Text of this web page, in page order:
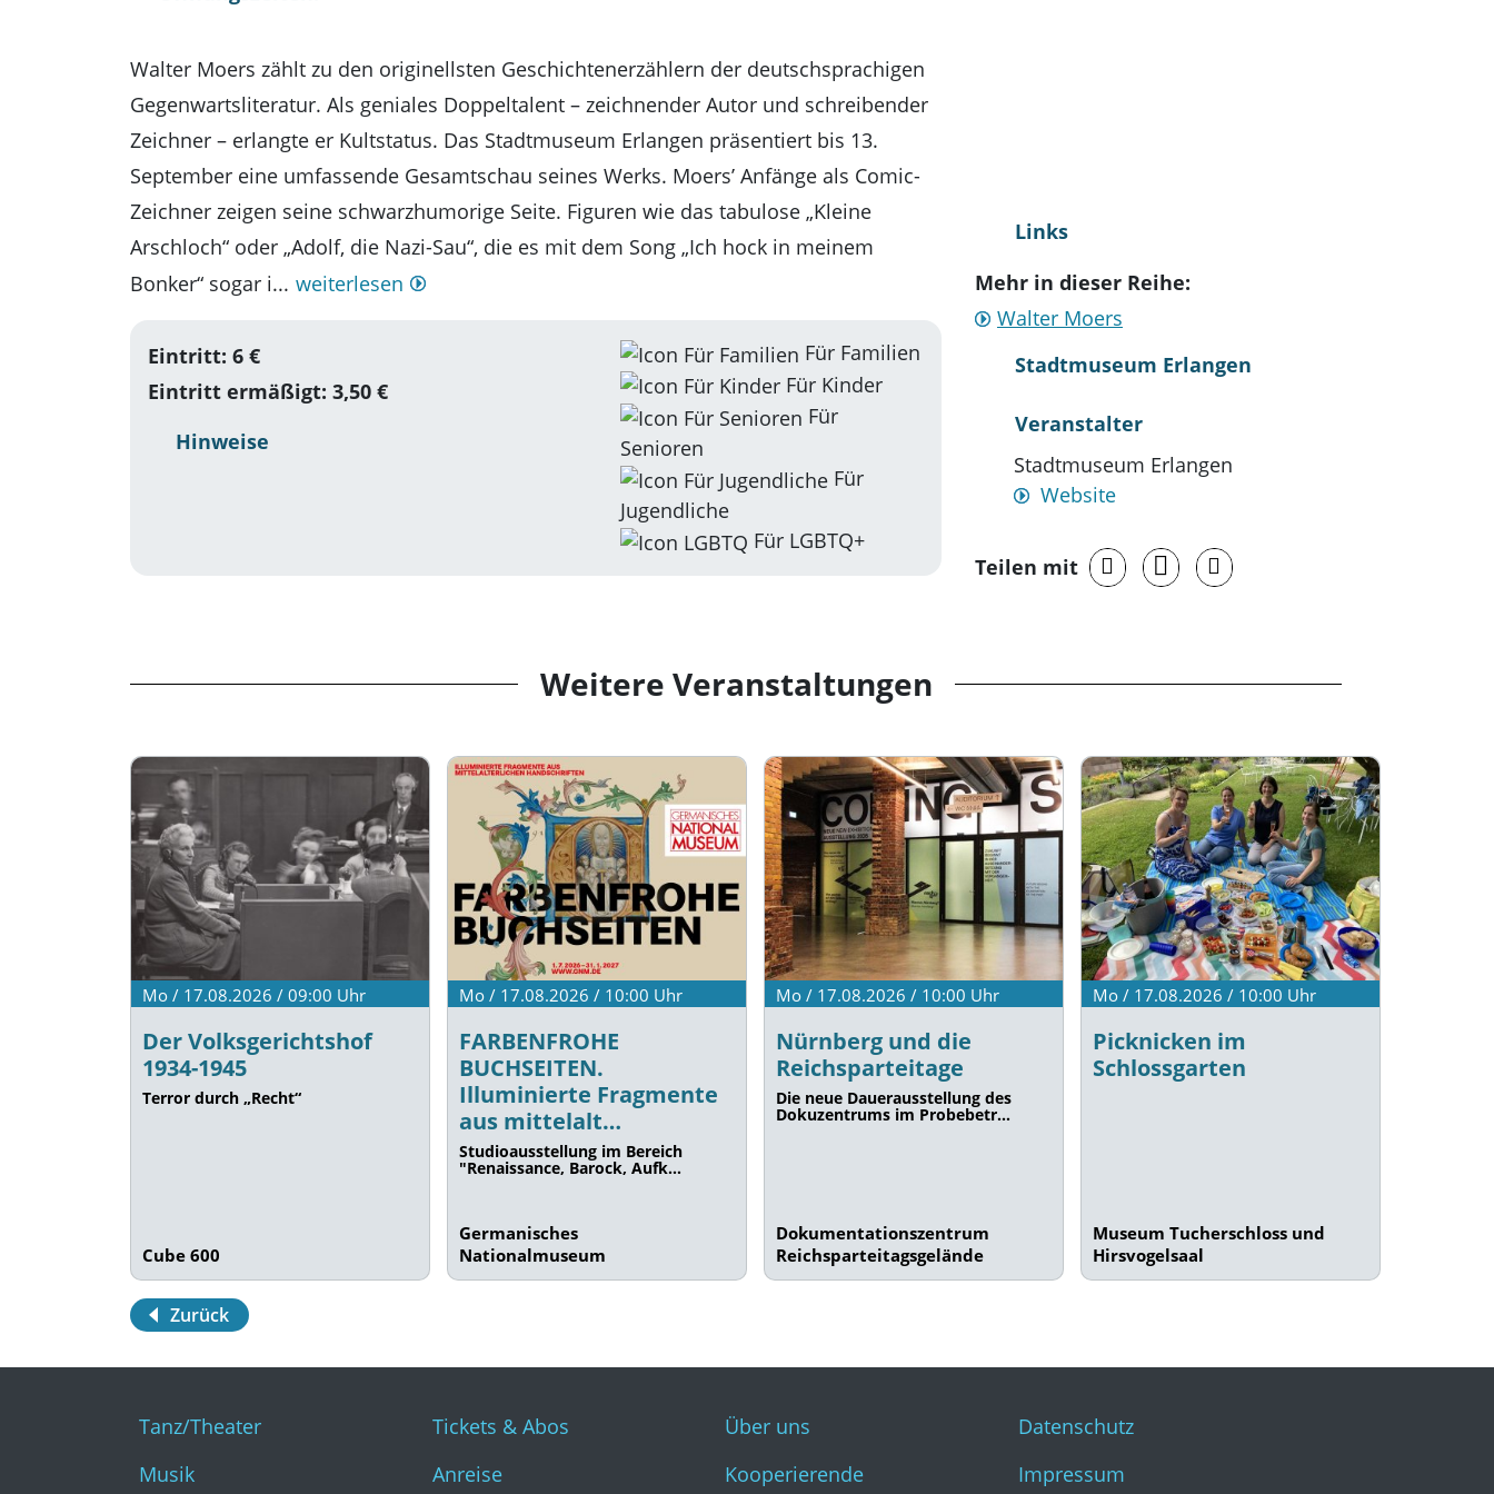
Walter Moers zählt zu den originellsten Geschichtenerzählern der deutschsprachigen
Gegenwartsliteratur. Als geniales Doppeltalent – zeichnender Autor und schreibender
Zeichner – erlangte er Kultstatus. Das Stadtmuseum Erlangen präsentiert bis 13.
September eine umfassende Gesamtschau seines Werks. Moers’ Anfänge als Comic-
Zeichner zeigen seine schwarzhumorige Seite. Figuren wie das tabulose „Kleine
Arschloch“ oder „Adolf, die Nazi-Sau“, die es mit dem Song „Ich hock in meinem
Bonker“ sogar i... weiterlesen
Eintritt: 6 €
Eintritt ermäßigt: 3,50 €
Hinweise
Für Familien
Für Kinder
Für
Senioren
Für
Jugendliche
Für LGBTQ+
Links
Mehr in dieser Reihe:
Walter Moers
Stadtmuseum Erlangen
Veranstalter
Stadtmuseum Erlangen
Website
Teilen mit
Weitere Veranstaltungen
Mo / 17.08.2026 / 09:00 Uhr
Der Volksgerichtshof
1934-1945
Terror durch „Recht“
Cube 600
Mo / 17.08.2026 / 10:00 Uhr
FARBENFROHE
BUCHSEITEN.
Illuminierte Fragmente
aus mittelalt…
Studioausstellung im Bereich
"Renaissance, Barock, Aufk…
Germanisches
Nationalmuseum
Mo / 17.08.2026 / 10:00 Uhr
Nürnberg und die
Reichsparteitage
Die neue Dauerausstellung des
Dokuzentrums im Probebetr…
Dokumentationszentrum
Reichsparteitagsgelände
Mo / 17.08.2026 / 10:00 Uhr
Picknicken im
Schlossgarten
Museum Tucherschloss und
Hirsvogelsaal
Zurück
Tanz/Theater
Musik
Tickets & Abos
Anreise
Über uns
Kooperierende
Datenschutz
Impressum